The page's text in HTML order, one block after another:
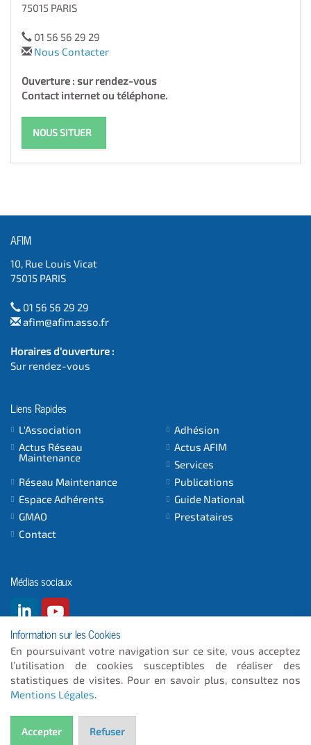
75015 PARIS
01 56 56 29 29
Nous Contacter
Ouverture : sur rendez-vous
Contact internet ou téléphone.
NOUS SITUER
AFIM
10, Rue Louis Vicat
75015 PARIS
01 56 56 29 29
afim@afim.asso.fr
Horaires d'ouverture :
Sur rendez-vous
Liens Rapides
L'Association
Adhésion
Actus Réseau
Maintenance
Actus AFIM
Services
Réseau Maintenance
Publications
Espace Adhérents
Guide National
GMAO
Prestataires
Contact
Médias sociaux
© 2026 - ICC INFORMATIQUE
Plan du site
Mentions Légales
Information sur les Cookies
En poursuivant votre navigation sur ce site, vous acceptez
l’utilisation de cookies susceptibles de réaliser des
statistiques de visites. Pour en savoir plus, consultez nos
Mentions Légales.
Accepter Refuser